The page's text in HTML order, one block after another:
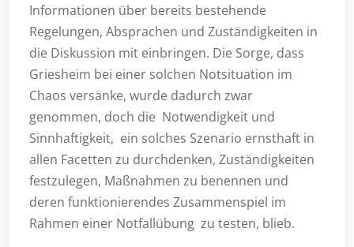
Informationen über bereits bestehende
Regelungen, Absprachen und Zuständigkeiten in
die Diskussion mit einbringen. Die Sorge, dass
Griesheim bei einer solchen Notsituation im
Chaos versänke, wurde dadurch zwar
genommen, doch die Notwendigkeit und
Sinnhaftigkeit, ein solches Szenario ernsthaft in
allen Facetten zu durchdenken, Zuständigkeiten
festzulegen, Maßnahmen zu benennen und
deren funktionierendes Zusammenspiel im
Rahmen einer Notfallübung zu testen, blieb.